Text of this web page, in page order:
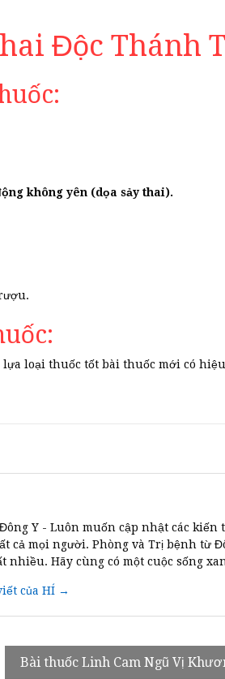
Độc Thánh
không yên (dọa sảy thai).
loại thuốc tốt bài thuốc mới có
Đông Y - Luôn muốn cập nhật các
cả mọi người. Phòng và Trị bệnh từ
nhiều. Hãy cùng có một cuộc sống
của HÍ →
Bài thuốc Linh Cam Ngũ Vị